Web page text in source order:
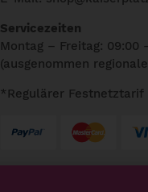
Servicezeiten
Montag – Freitag: 09:00
(ausgenommen
*Regulärer Festnetztarif